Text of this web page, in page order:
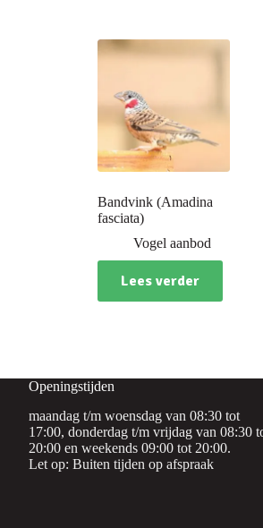
Bandvink (Amadina
fasciata)
Vogel aanbod
Lees verder
Openingstijden
maandag t/m woensdag van 08:30 tot
17:00, donderdag t/m vrijdag van 08:30
20:00 en weekends 09:00 tot 20:00.
Let op: Buiten tijden op afspraak